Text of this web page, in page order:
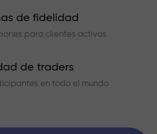
de fidelidad
para clientes activos
de traders
en todo el mundo